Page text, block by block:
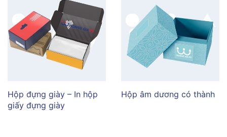
Hộp đựng giày – In hộp
giấy đựng giày
Hộp âm dương có thành